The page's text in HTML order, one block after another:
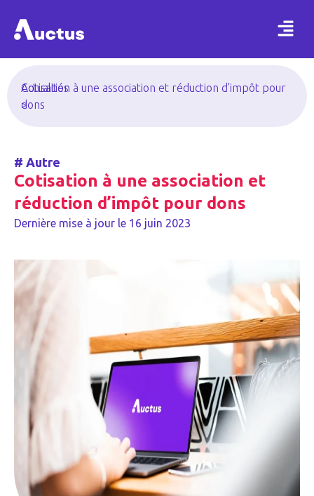
Actualités
>
Cotisation à une association et réduction d’impôt pour
dons
# Autre
Cotisation à une association et
réduction d’impôt pour dons
Dernière mise à jour le 16 juin 2023